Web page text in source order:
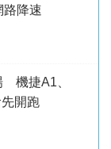
路降速
機捷A1、
開跑